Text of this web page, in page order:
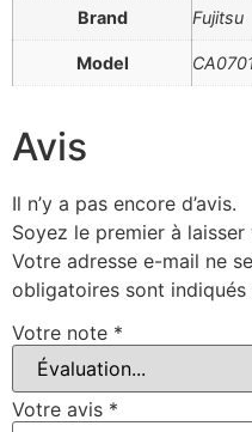
Brand Fujitsu
Model
Avis
Il n’y a pas encore d’avis.
Soyez le premier à
Votre adresse e-mail ne
obligatoires sont indiqués
Votre note *
Votre avis *